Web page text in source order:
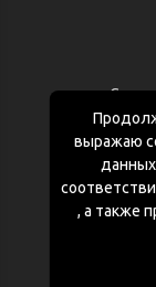
выражаю
, а также